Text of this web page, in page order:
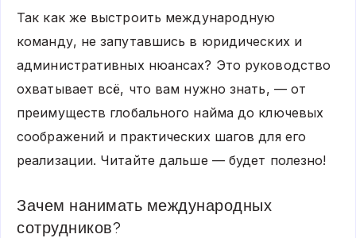
Так как же выстроить международную
команду, не запутавшись в юридических и
административных нюансах? Это руководство
охватывает всё, что вам нужно знать, — от
преимуществ глобального найма до ключевых
соображений и практических шагов для его
реализации. Читайте дальше — будет полезно!
Зачем нанимать международных
сотрудников?